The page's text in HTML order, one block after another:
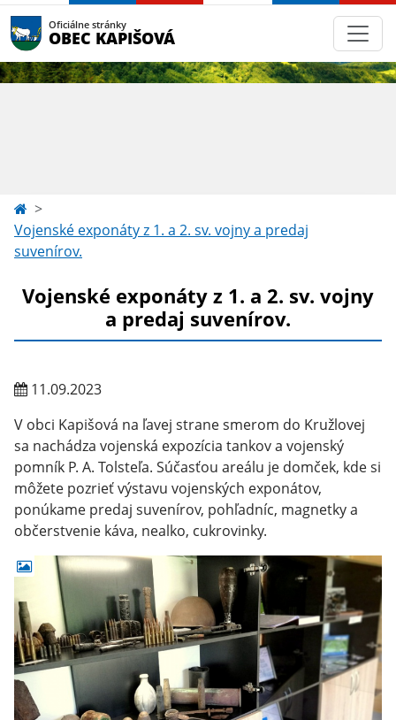
Oficiálne stránky
OBEC KAPIŠOVÁ
Vojenské exponáty z 1. a 2. sv. vojny a predaj
suvenírov.
Vojenské exponáty z 1. a 2. sv. vojny
a predaj suvenírov.
11.09.2023
V obci Kapišová na ľavej strane smerom do Kružlovej
sa nachádza vojenská expozícia tankov a vojenský
pomník P. A. Tolsteľa. Súčasťou areálu je domček, kde si
môžete pozrieť výstavu vojenských exponátov,
ponúkame predaj suvenírov, pohľadníc, magnetky a
občerstvenie káva, nealko, cukrovinky.